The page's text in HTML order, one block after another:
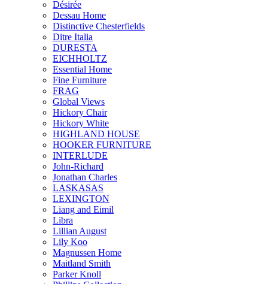
Désirée
Dessau Home
Distinctive Chesterfields
Ditre Italia
DURESTA
EICHHOLTZ
Essential Home
Fine Furniture
FRAG
Global Views
Hickory Chair
Hickory White
HIGHLAND HOUSE
HOOKER FURNITURE
INTERLUDE
John-Richard
Jonathan Charles
LASKASAS
LEXINGTON
Liang and Eimil
Libra
Lillian August
Lily Koo
Magnussen Home
Maitland Smith
Parker Knoll